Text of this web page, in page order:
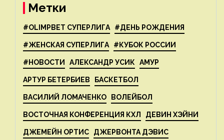
Метки
#OLIMPBET СУПЕРЛИГА #ДЕНЬ РОЖДЕНИЯ
#ЖЕНСКАЯ СУПЕРЛИГА #КУБОК РОССИИ
#НОВОСТИ АЛЕКСАНДР УСИК АМУР
АРТУР БЕТЕРБИЕВ БАСКЕТБОЛ
ВАСИЛИЙ ЛОМАЧЕНКО ВОЛЕЙБОЛ
ВОСТОЧНАЯ КОНФЕРЕНЦИЯ КХЛ ДЕВИН ХЭЙНИ
ДЖЕМЕЙН ОРТИС ДЖЕРВОНТА ДЭВИС